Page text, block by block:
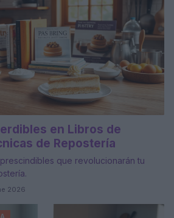
en Libros de
de Repostería
que revolucionarán tu
2026